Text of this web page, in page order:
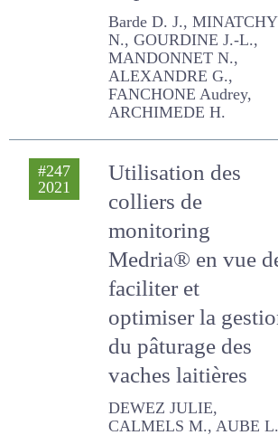
Barde D. J., MINATCHY N.,
GOURDINE J.-L.,
MANDONNET N.,
ALEXANDRE G., FANCHONE
Audrey, ARCHIMEDE H.
#247
2021
Utilisation des
colliers de
monitoring
Medria® en vue de
faciliter et
optimiser la
gestion du
pâturage des
vaches laitières
DEWEZ JULIE, CALMELS M.,
AUBE L., VEISSIER I.,